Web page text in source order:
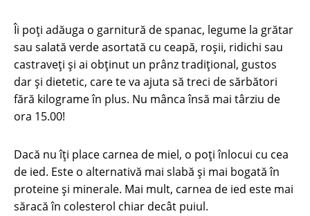
Îi poți adăuga o garnitură de spanac, legume la grătar
sau salată verde asortată cu ceapă, roşii, ridichi sau
castraveţi și ai obținut un prânz tradițional, gustos
dar şi dietetic, care te va ajuta să treci de sărbători
fără kilograme în plus. Nu mânca însă mai târziu de
ora 15.00!
Dacă nu îți place carnea de miel, o poți înlocui cu cea
de ied. Este o alternativă mai slabă și mai bogată în
proteine și minerale. Mai mult, carnea de ied este mai
săracă în colesterol chiar decât puiul.